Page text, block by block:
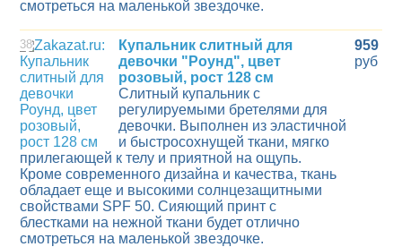
смотреться на маленькой звездочке.
38
Купальник слитный для
девочки "Роунд", цвет
розовый, рост 128 см
Слитный купальник с
регулируемыми бретелями для
девочки. Выполнен из эластичной
и быстросохнущей ткани, мягко
прилегающей к телу и приятной на ощупь.
Кроме современного дизайна и качества, ткань
обладает еще и высокими солнцезащитными
свойствами SPF 50. Сияющий принт с
блестками на нежной ткани будет отлично
смотреться на маленькой звездочке.
959
руб